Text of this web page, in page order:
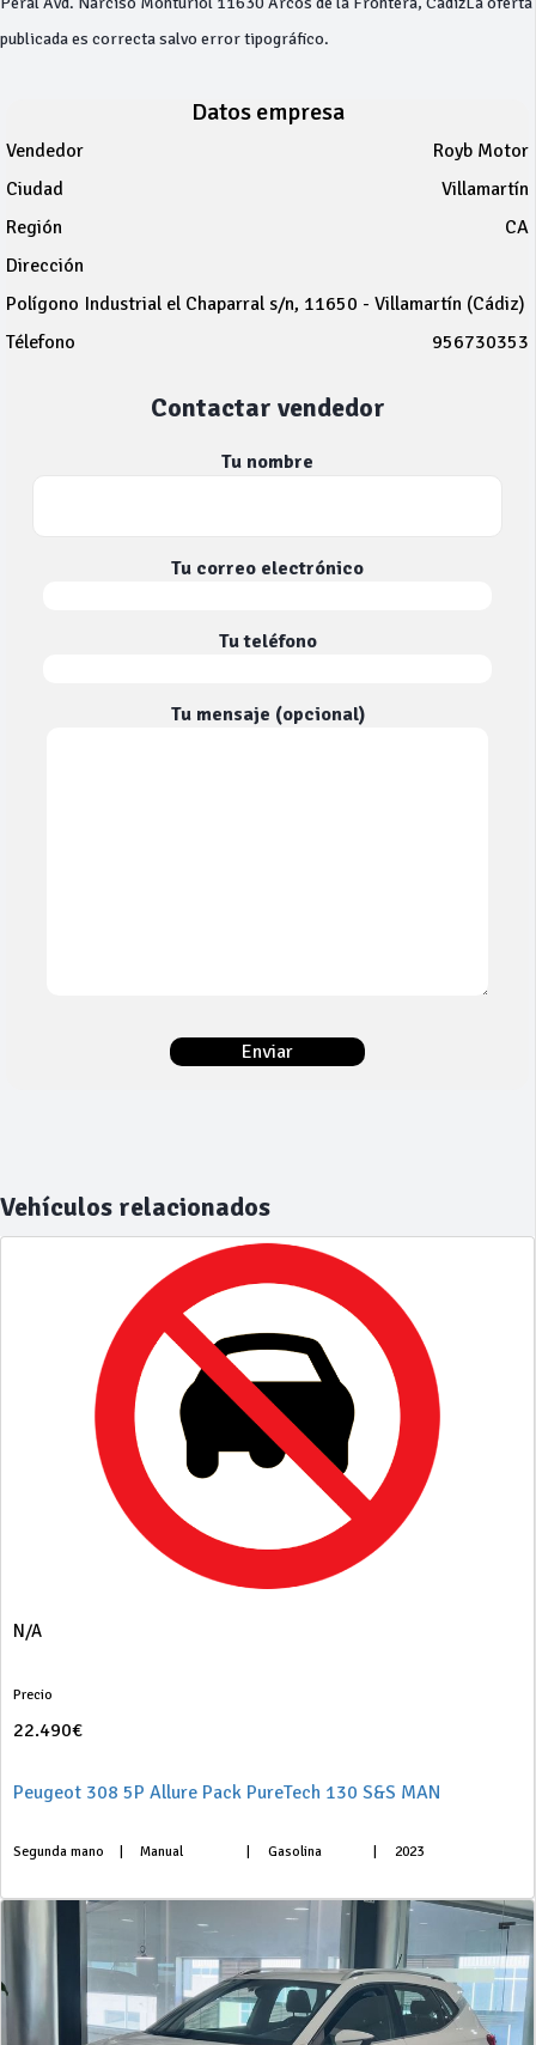
publicada es correcta salvo error tipográfico.
Datos empresa
Vendedor
Royb Motor
Ciudad
Villamartín
Región
CA
Dirección
Polígono Industrial el Chaparral s/n, 11650 - Villamartín (Cádiz)
Télefono
956730353
Contactar vendedor
Tu nombre
Tu correo electrónico
Tu teléfono
Tu mensaje (opcional)
Vehículos relacionados
N/A
Precio
22.490€
Peugeot 308 5P Allure Pack PureTech 130 S&S MAN
Segunda mano Manual Gasolina 2023